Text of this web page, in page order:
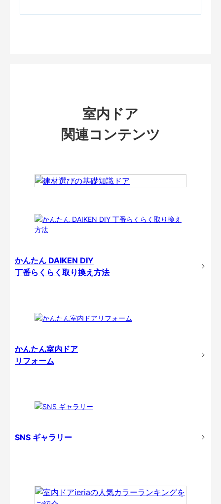
室内ドア
関連コンテンツ
かんたん DAIKEN DIY
丁番らくらく取り換え方法
かんたん室内ドア
リフォーム
SNS ギャラリー